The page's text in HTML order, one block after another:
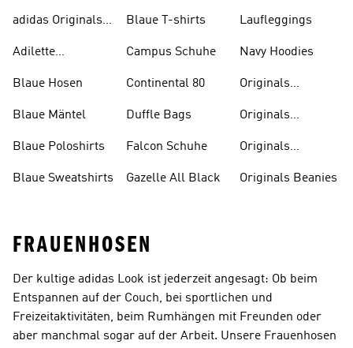
adidas Originals
Adilette
Blaue Hosen
Blaue Mäntel
Blaue Poloshirts
Blaue Sweatshirts
Blaue T-shirts
Campus Schuhe
Continental 80
Duffle Bags
Falcon Schuhe
Gazelle All Black
Laufleggings
Navy Hoodies
Originals
Originals
Originals
Oberteile
Originals Beanies
FRAUENHOSEN
Der kultige adidas Look ist jederzeit angesagt: Ob beim
Entspannen auf der Couch, bei sportlichen und
Freizeitaktivitäten, beim Rumhängen mit Freunden oder
aber manchmal sogar auf der Arbeit. Unsere Frauenhosen